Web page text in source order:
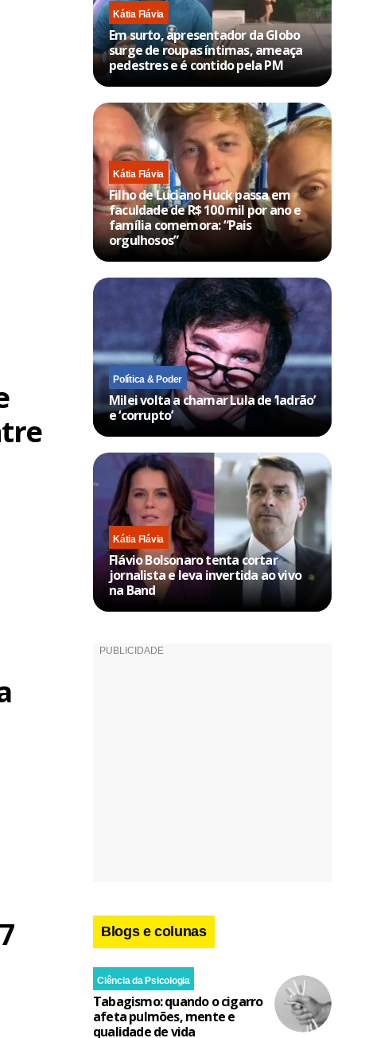
Kátia Flávia
Em surto, apresentador da Globo
surge de roupas íntimas, ameaça
pedestres e é contido pela PM
Kátia Flávia
Filho de Luciano Huck passa em
faculdade de R$ 100 mil por ano e
família comemora: “Pais
orgulhosos”
Política & Poder
Milei volta a chamar Lula de ‘ladrão’
e ‘corrupto’
Kátia Flávia
Flávio Bolsonaro tenta cortar
jornalista e leva invertida ao vivo
na Band
Blogs e colunas
Ciência da Psicologia
Tabagismo: quando o cigarro
afeta pulmões, mente e
qualidade de vida